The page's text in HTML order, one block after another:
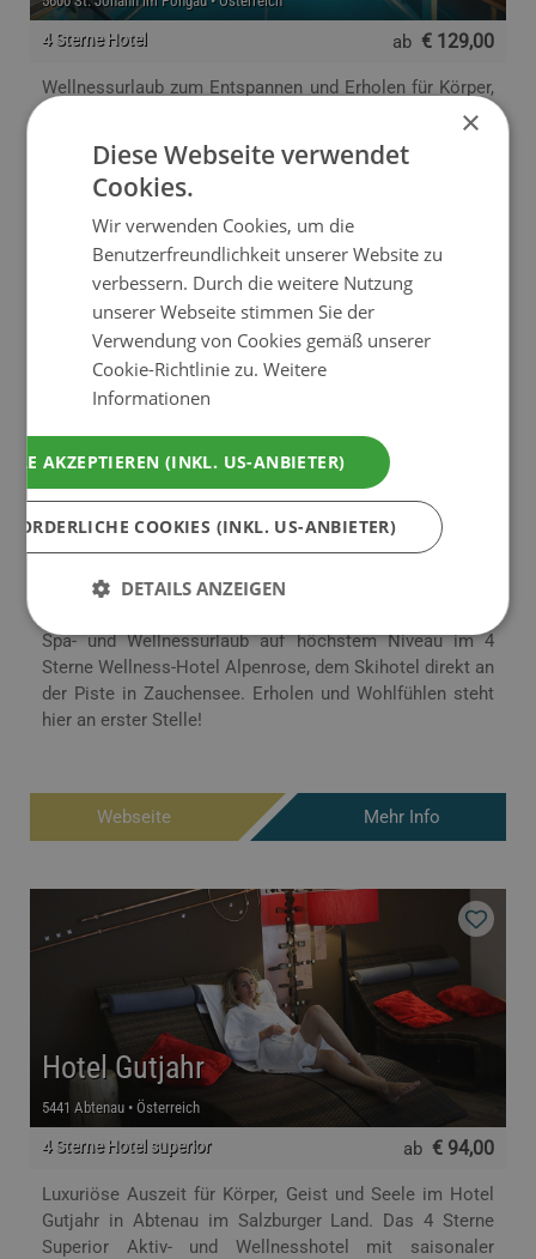
4 Sterne Hotel ab € 129,00
Wellnessurlaub zum Entspannen und Erholen für Körper,
Geist und Seele im Alpine Wellness Hotel Alpendorf in
Salzburg. Das beliebte Wellnesshotel direkt an der
Skipiste.
Webseite Mehr Info
4 Sterne Hotel
Hotel Alpenrose
5541 Altenmarkt • Österreich
Spa- und Wellnessurlaub auf höchstem Niveau im 4
Sterne Wellness-Hotel Alpenrose, dem Skihotel direkt an
der Piste in Zauchensee. Erholen und Wohlfühlen steht
hier an erster Stelle!
Webseite Mehr Info
4 Sterne Hotel superior
Hotel Gutjahr
5441 Abtenau • Österreich
ab € 94,00
Luxuriöse Auszeit für Körper, Geist und Seele im Hotel
Gutjahr in Abtenau im Salzburger Land. Das 4 Sterne
Superior Aktiv- und Wellnesshotel mit saisonaler
×
Diese Webseite verwendet
Cookies.
Wir verwenden Cookies, um die
Benutzerfreundlichkeit unserer Website zu
verbessern. Durch die weitere Nutzung
unserer Webseite stimmen Sie der
Verwendung von Cookies gemäß unserer
Cookie-Richtlinie zu.Weitere
Informationen
AKZEPTIEREN (INKL. US-ANBIETER)
COOKIES (INKL. US-ANBIETER)
DETAILS ANZEIGEN